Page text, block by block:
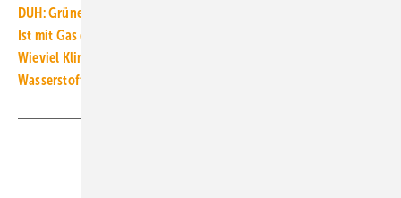
DUH: Grüner Wasserstoff zu wertvoll zum Verheizen
Ist mit Gas die Wärmewende am günstigsten?
Wieviel Klimaschutz ermöglicht H2-ready?
Wasserstoff: Wieviel Wasser wird dafür benötigt?